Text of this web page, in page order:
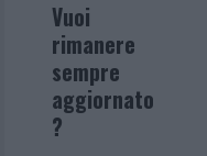
Vuoi
rimanere
sempre
aggiornato
?